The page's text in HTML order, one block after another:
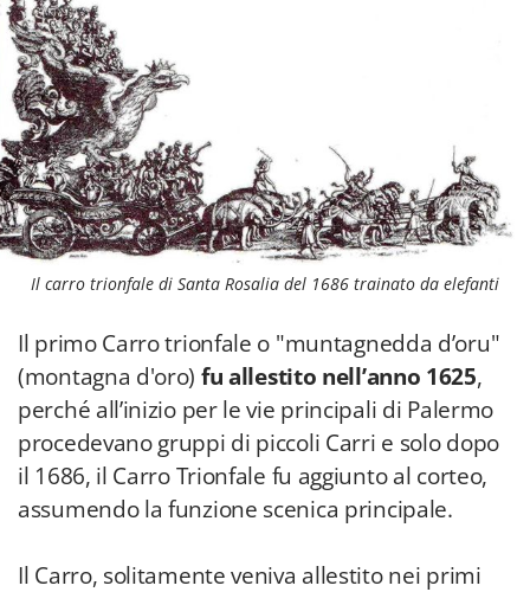
Il carro trionfale di Santa Rosalia del 1686 trainato da elefanti
Il primo Carro trionfale o "muntagnedda d’oru"
(montagna d'oro) fu allestito nell’anno 1625,
perché all’inizio per le vie principali di Palermo
procedevano gruppi di piccoli Carri e solo dopo
il 1686, il Carro Trionfale fu aggiunto al corteo,
assumendo la funzione scenica principale.
Il Carro, solitamente veniva allestito nei primi